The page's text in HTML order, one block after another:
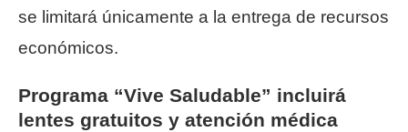
se limitará únicamente a la entrega de recursos
económicos.
Programa “Vive Saludable” incluirá
lentes gratuitos y atención médica